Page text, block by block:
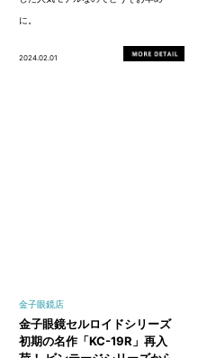
に。
2024.02.01
金子眼鏡店
金子眼鏡セルロイドシリーズ
初期の名作「KC-19R」再入